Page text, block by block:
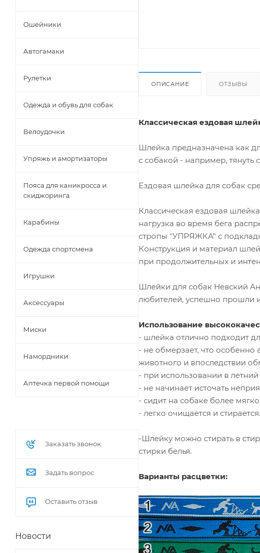
ОПИСАНИЕ ОТЗЫВЫ
Классическая ездовая
Шлейка предназначена как
с собакой - например, тянуть
Ездовая шлейка для собак
Классическая ездовая
нагрузка во время бега
стропы "УПРЯЖКА" с
Конструкция и материал
при продолжительных и
Шлейки для собак Невский
любителей, успешно прошли
Использование
- шлейка отлично подходит
- не обмерзает, что особенно
животного и впоследствии
- при использовании в
- не начинает источать
- сидит на собаке более
- легко очищается и стирается.
-Шлейку можно стирать в
стирки белья.
Варианты расцветки:
Ошейники
Автогамаки
Рулетки
Одежда и обувь для собак
Велоудочки
Упряжь и амортизаторы
Пояса для каникросса и
скиджоринга
Карабины
Одежда спортсмена
Игрушки
Аксессуары
Миски
Намордники
Аптечка первой помощи
Заказать звонок
Задать вопрос
Оставить отзыв
Новости